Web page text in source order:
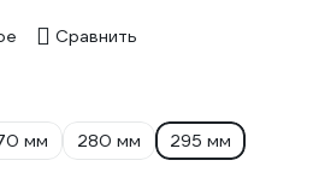
Сравнить
мм 280 мм 295 мм